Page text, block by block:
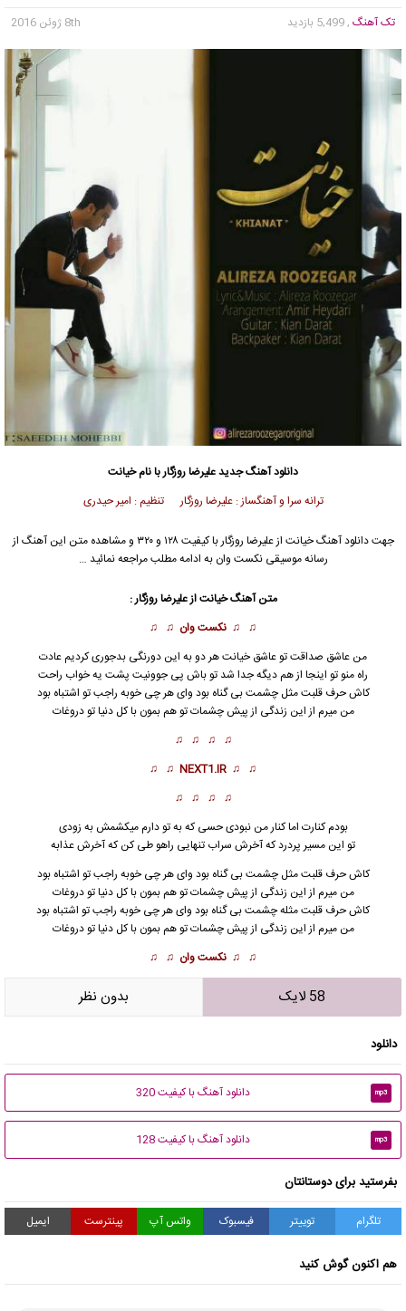
تک آهنگ , 5,499 بازدید 8th ژوئن 2016
دانلود آهنگ جدیدعلیرضا روزگاربا نام خیانت
ترانه سرا و آهنگساز : علیرضا روزگار تنظیم : امیر حیدری
جهت دانلود آهنگ خیانت ازعلیرضا روزگار
با کیفیت ۱۲۸ و ۳۲۰ و مشاهده متن این آهنگ از
رسانه موسیقی نکست وان به ادامه مطلب مراجعه نمائید …
متن آهنگ خیانت ازعلیرضا روزگار:
♫ ♫ نکست وان ♫ ♫
من عاشق صداقت تو عاشق خیانتهر دو به این دورنگی بدجوری کردیم عادت
راه منو تو اینجا از هم دیگه جدا شد تو باش پی جوونیت پشت یه خواب راحت
کاش حرف قلبت مثل چشمت بی گناه بود وای هر چی خوبه راجب تو اشتباه بود
من میرم از این زندگی از پیش چشمات تو هم بمون با کل دنیا تو دروغات
♫ ♫ ♫ ♫
♫ ♫
NEXT1.IR
♫ ♫
♫ ♫ ♫ ♫
بودم کنارت اما کنار من نبودی حسی که به تو دارم میکشمش به زودی
تو این مسیر پردرد که آخرش سراب تنهایی راهو طی کن که آخرش عذابه
کاش حرف قلبت مثل چشمت بی گناه بود وای هر چی خوبه راجب تو اشتباه بود
من میرم از این زندگی از پیش چشمات تو هم بمون با کل دنیا تو دروغات
کاش حرف قلبت مثله چشمت بی گناه بود وای هر چی خوبه راجب تو اشتباه بود
من میرم از این زندگی از پیش چشمات تو هم بمون با کل دنیا تو دروغات
♫ ♫ نکست وان ♫ ♫
58 لایک بدون نظر
دانلود
mp3 دانلود آهنگ با کیفیت 320
mp3 دانلود آهنگ با کیفیت 128
بفرستید برای دوستانتان
تلگرام توییتر فیسبوک واتس آپ پینترست ایمیل
هم اکنون گوش کنید